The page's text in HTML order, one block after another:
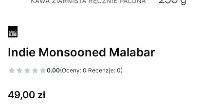
Indie Monsooned Malabar
0.00(Oceny: 0 Recenzje: 0)
Cena
49,00 zł